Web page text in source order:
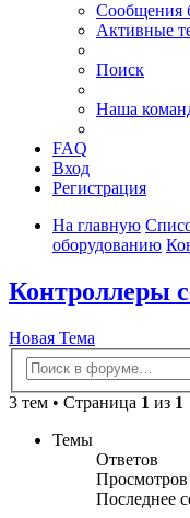
Сообщения
Активные
Поиск
Наша
FAQ
Вход
Регистрация
На главную
оборудованию
Контроллеры
Новая Тема
3 тем • Страница 1 из 1
Темы
Ответов
Просмотров
Последнее